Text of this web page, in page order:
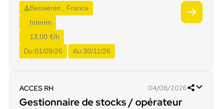
Bessières , France
Interim
13,00 €/h
Du:01/09/26 Au:30/11/26
ACCES RH 04/08/2026
Gestionnaire de stocks / opérateur